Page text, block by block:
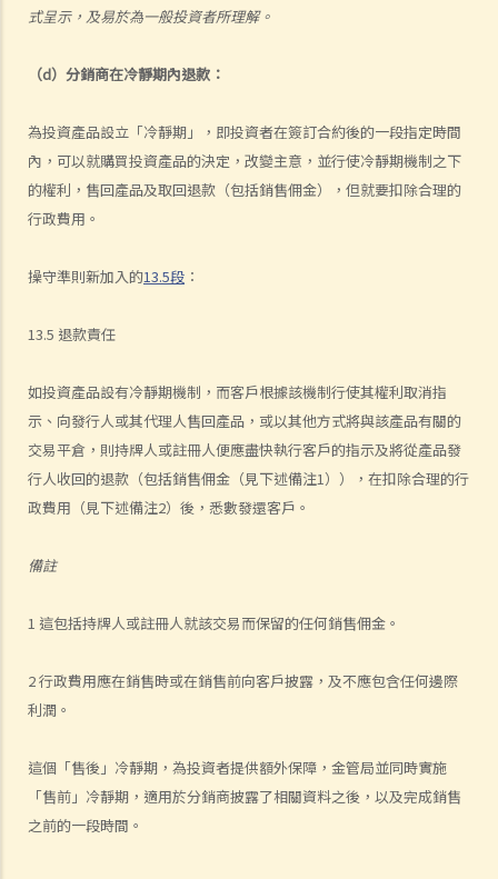
式呈示，及易於為一般投資者所理解。
（d）分銷商在冷靜期內退款：
為投資產品設立「冷靜期」，即投資者在簽訂合約後的一段指定時間
內，可以就購買投資產品的決定，改變主意，並行使冷靜期機制之下
的權利，售回產品及取回退款（包括銷售佣金），但就要扣除合理的
行政費用。
操守準則新加入的13.5段 ：
13.5 退款責任
如投資產品設有冷靜期機制，而客戶根據該機制行使其權利取消指
示、向發行人或其代理人售回產品，或以其他方式將與該產品有關的
交易平倉，則持牌人或註冊人便應盡快執行客戶的指示及將從產品發
行人收回的退款（包括銷售佣金（見下述備注1）），在扣除合理的行
政費用（見下述備注2）後，悉數發還客戶。
備註
1 這包括持牌人或註冊人就該交易而保留的任何銷售佣金。
2 行政費用應在銷售時或在銷售前向客戶披露，及不應包含任何邊際
利潤。
這個「售後」冷靜期，為投資者提供額外保障，金管局並同時實施
「售前」冷靜期，適用於分銷商披露了相關資料之後，以及完成銷售
之前的一段時間。